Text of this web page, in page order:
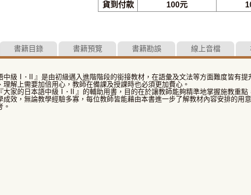
貨到付款
100元
書籍目錄 書籍預覽 書籍勘誤 線上音檔
中級Ⅰ･Ⅱ』是由初級邁入進階階段的銜接教材，在語彙及文法等方面難度皆有提
理解上需要加倍用心，教師在備課及授課時也必須更加費心。
家的日本語中級Ⅰ･Ⅱ』的輔助用書，目的在於讓教師能夠精準地掌握施教重點
成效，無論教學經驗多寡，每位教師皆能藉由本書進一步了解教材內容安排的用
。